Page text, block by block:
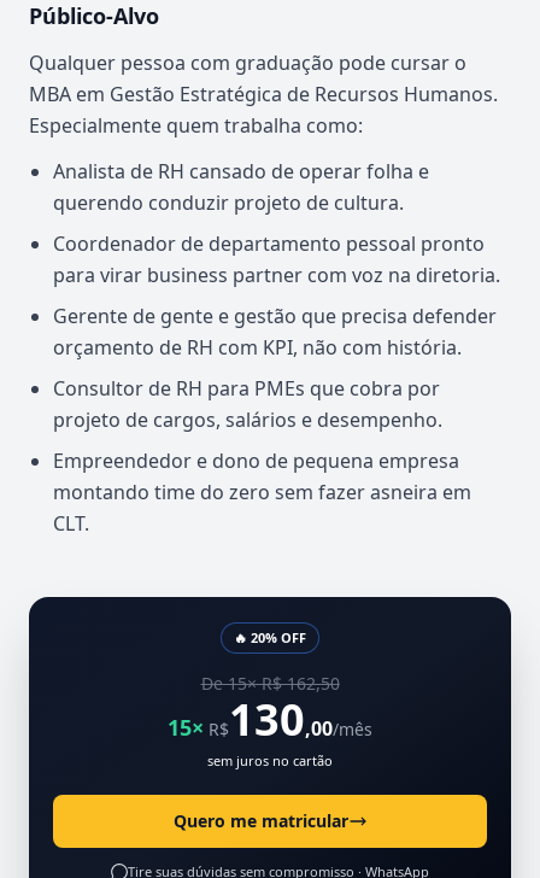
Público-Alvo
Qualquer pessoa com graduação pode cursar o
MBA em Gestão Estratégica de Recursos Humanos.
Especialmente quem trabalha como:
Analista de RH cansado de operar folha e
querendo conduzir projeto de cultura.
Coordenador de departamento pessoal pronto
para virar business partner com voz na diretoria.
Gerente de gente e gestão que precisa defender
orçamento de RH com KPI, não com história.
Consultor de RH para PMEs que cobra por
projeto de cargos, salários e desempenho.
Empreendedor e dono de pequena empresa
montando time do zero sem fazer asneira em
CLT.
🔥 20% OFF
De 15× R$ 162,50
15× R$130,00/mês
sem juros no cartão
Quero me matricular
Tire suas dúvidas sem compromisso · WhatsApp